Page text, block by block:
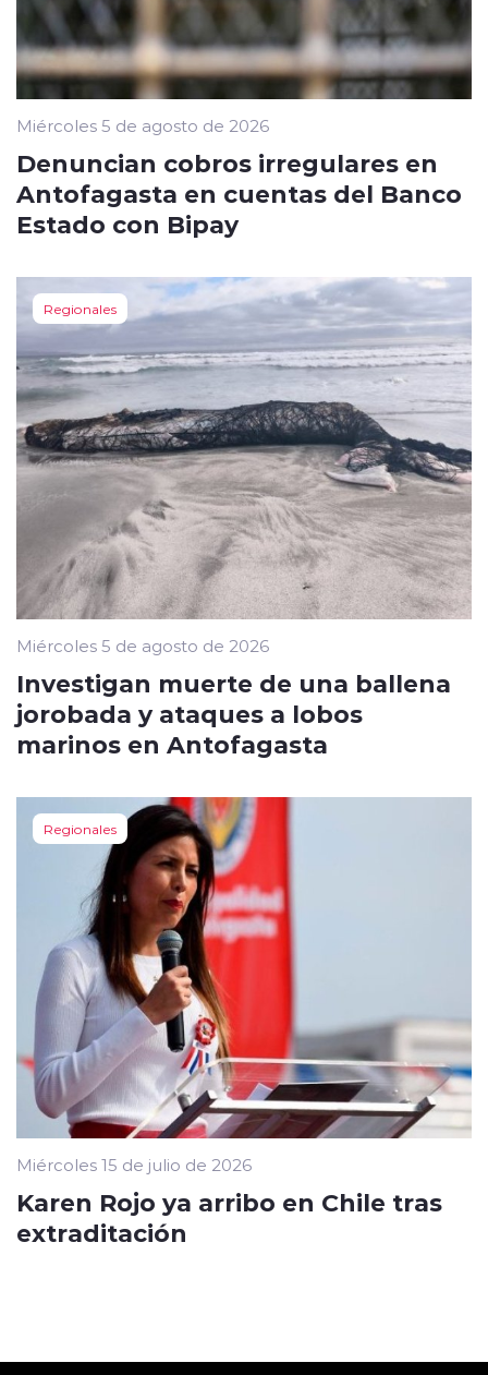
Miércoles 5 de agosto de 2026
Denuncian cobros irregulares en
Antofagasta en cuentas del Banco
Estado con Bipay
Regionales
Miércoles 5 de agosto de 2026
Investigan muerte de una ballena
jorobada y ataques a lobos
marinos en Antofagasta
Regionales
Miércoles 15 de julio de 2026
Karen Rojo ya arribo en Chile tras
extraditación